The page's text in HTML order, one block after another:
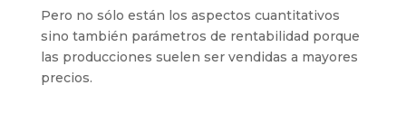
Pero no sólo están los aspectos cuantitativos
sino también parámetros de rentabilidad porque
las producciones suelen ser vendidas a mayores
precios.